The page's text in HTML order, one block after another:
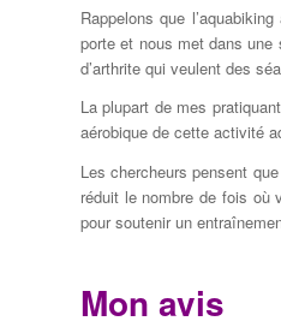
Rappelons que
porte et nous met dans une
d’arthrite qui veulent des
La plupart de mes
aérobique de cette activité
Les chercheurs pensent
réduit le nombre de fois où
pour soutenir un
Mon avis